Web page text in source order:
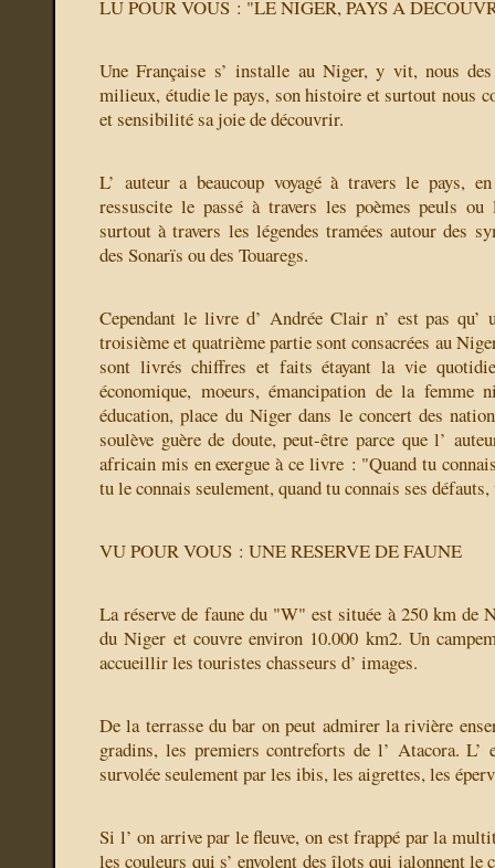
LU POUR VOUS : "LE NIGER, PAYS A
Une Française s’ installe au Niger, y vit, nous
milieux, étudie le pays, son histoire et surtout nous
et sensibilité sa joie de découvrir.
L’ auteur a beaucoup voyagé à travers le pays,
ressuscite le passé à travers les poèmes peuls
surtout à travers les légendes tramées autour des
des Sonarïs ou des Touaregs.
Cependant le livre d’ Andrée Clair n’ est pas
troisième et quatrième partie sont consacrées au
sont livrés chiffres et faits étayant la vie
économique, moeurs, émancipation de la femme
éducation, place du Niger dans le concert des
soulève guère de doute, peut-être parce que l’
africain mis en exergue à ce livre : "Quand tu
tu le connais seulement, quand tu connais ses
VU POUR VOUS : UNE RESERVE DE FAUNE
La réserve de faune du "W" est située à 250 km de
du Niger et couvre environ 10.000 km2. Un
accueillir les touristes chasseurs d’ images.
De la terrasse du bar on peut admirer la rivière
gradins, les premiers contreforts de l’ Atacora. L’
survolée seulement par les ibis, les aigrettes, les
Si l’ on arrive par le fleuve, on est frappé par la
les couleurs qui s’ envolent des îlots qui jalonnent le